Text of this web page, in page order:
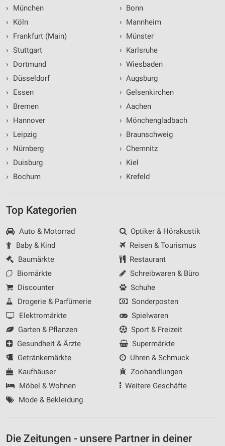
›
München
›
Köln
›
Frankfurt (Main)
› Stuttgart
›
Dortmund
›
Düsseldorf
›
Essen
›
Bremen
›
Hannover
›
Leipzig
›
Nürnberg
›
Duisburg
›
Bochum
› Bonn
› Mannheim
› Münster
› Karlsruhe
› Wiesbaden
› Augsburg
› Gelsenkirchen
› Aachen
› Mönchengladbach
› Braunschweig
› Chemnitz
› Kiel
› Krefeld
Top Kategorien
Auto & Motorrad
Baby & Kind
Baumärkte
Biomärkte
Discounter
Drogerie & Parfümerie
Elektromärkte
Garten & Pflanzen
Gesundheit & Ärzte
Getränkemärkte
Kaufhäuser
Möbel & Wohnen
Mode & Bekleidung
Optiker & Hörakustik
Reisen & Tourismus
Restaurant
Schreibwaren & Büro
Schuhe
Sonderposten
Spielwaren
Sport & Freizeit
Supermärkte
Uhren & Schmuck
Zoohandlungen
Weitere Geschäfte
Die Zeitungen - unsere Partner in deiner